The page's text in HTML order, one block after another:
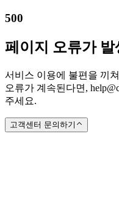
500
페이지 오류가 발
서비스 이용에 불편을 끼
오류가 계속된다면,
주세요.
고객센터 문의하기